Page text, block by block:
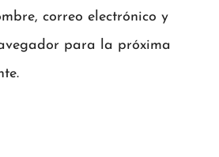
correo electrónico y
para la próxima